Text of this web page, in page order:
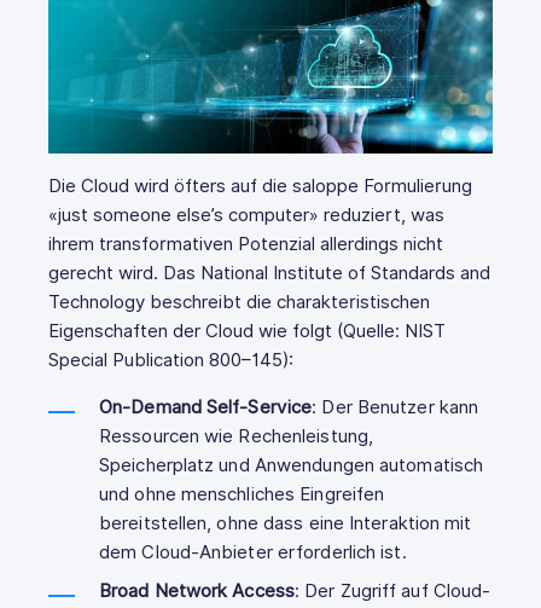
Die Cloud wird öfters auf die saloppe Formulierung
«just someone else’s computer» reduziert, was
ihrem transformativen Potenzial allerdings nicht
gerecht wird. Das National Institute of Standards and
Technology beschreibt die charakteristischen
Eigenschaften der Cloud wie folgt (Quelle: NIST
Special Publication 800–145):
On-Demand Self-Service: Der Benutzer kann
Ressourcen wie Rechenleistung,
Speicherplatz und Anwendungen automatisch
und ohne menschliches Eingreifen
bereitstellen, ohne dass eine Interaktion mit
dem Cloud-Anbieter erforderlich ist.
Broad Network Access: Der Zugriff auf Cloud-